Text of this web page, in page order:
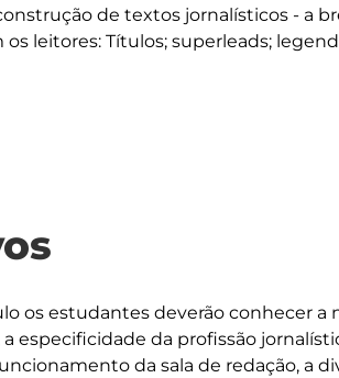
os estudantes deverão conhecer
especificidade da profissão
da sala de redação, a